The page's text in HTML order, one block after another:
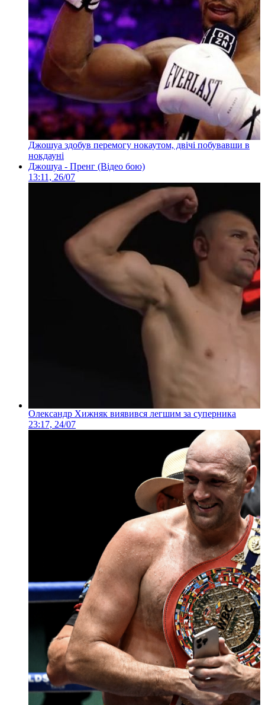
Джошуа здобув перемогу нокаутом, двічі побувавши в
нокдауні
Джошуа - Пренг (Відео бою)
13:11, 26/07
Олександр Хижняк виявився легшим за суперника
23:17, 24/07